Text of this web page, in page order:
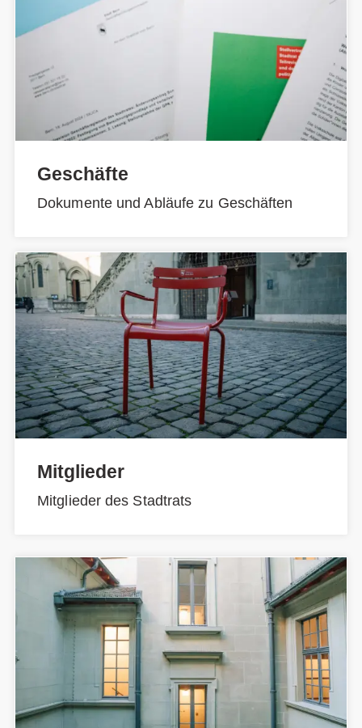
Geschäfte
Dokumente und Abläufe zu Geschäften
Mitglieder
Mitglieder des Stadtrats